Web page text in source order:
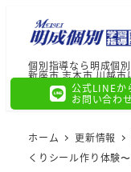
個別指導なら明成個
新座市,志木市,川越市
公式LINEか
お問い合わせ
ホーム 更新情報
くりシール作り体験